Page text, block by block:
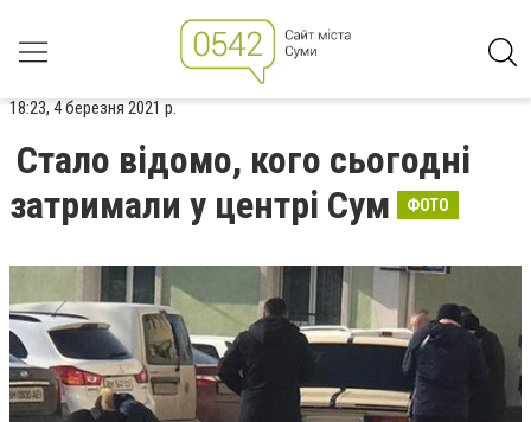
18:23, 4 березня 2021 р.
Стало відомо, кого сьогодні
затримали у центрі Сум
ФОТО